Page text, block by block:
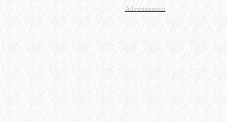
Advertisement